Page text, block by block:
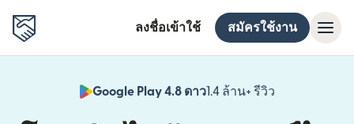
ลงชื่อเข้าใช้ สมัครใช้งาน
Google Play 4.8 ดาว1.4 ล้าน+ รีวิว
(เปิดในหน้าต่